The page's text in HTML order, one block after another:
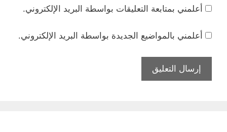
أعلمني بمتابعة التعليقات بواسطة البريد الإلكتروني.
أعلمني بالمواضيع الجديدة بواسطة البريد الإلكتروني.